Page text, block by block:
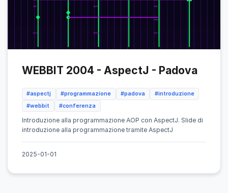
WEBBIT 2004 - AspectJ - Padova
#aspectj #programmazione #padova
#introduzione
#webbit
#conferenza
Introduzione alla programmazione AOP con AspectJ. Slide di
introduzione alla programmazione tramite AspectJ
2025-01-01